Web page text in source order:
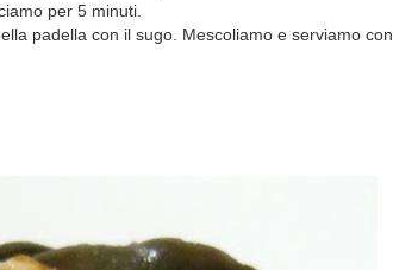
per 5 minuti.
padella con il sugo.
Mescoliamo e serviamo con